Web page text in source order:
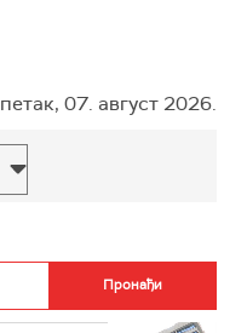
петак, 07. август 2026.